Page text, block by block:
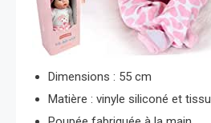
Dimensions : 55 cm
Matière : vinyle siliconé et tissu